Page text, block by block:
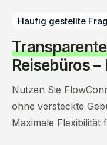
Häufig gestellte
Reisebüros –
Nutzen Sie
ohne versteckte
Maximale Flexibilität